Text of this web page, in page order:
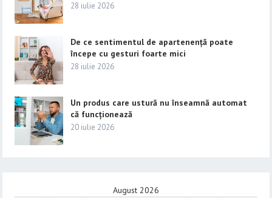
28 iulie 2026
De ce sentimentul de apartenență poate
începe cu gesturi foarte mici
28 iulie 2026
Un produs care ustură nu înseamnă automat
că funcționează
20 iulie 2026
August 2026